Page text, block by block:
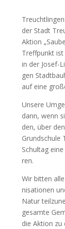
der Stadt
Akti­on
Treff­punkt
in der Josef-
gen
auf eine
Unse­re
dann, wenn
den, über
Grund­schu­le
Schul­tag
ren.
Wir bit­ten
ni­sa­tio­nen
Natur
gesam­te
die Akti­on zu